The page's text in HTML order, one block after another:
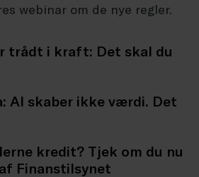
webinar om de nye regler.
trådt i kraft: Det skal du
AI skaber ikke værdi. Det
kredit? Tjek om du nu
Finanstilsynet